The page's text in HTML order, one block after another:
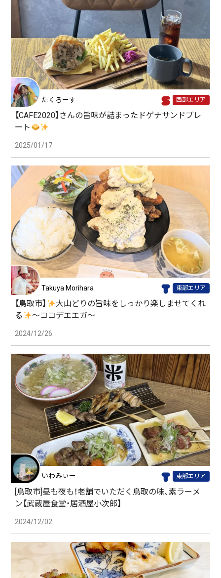
たくろーす 西部エリア
【CAFE2020】さんの旨味が詰まったドゲナサンドプレ
ート
2025/01/17
Takuya Morihara 東部エリア
【鳥取市】
大山どりの旨味をしっかり楽しませてくれ
る
〜ココデエエガ〜
2024/12/26
いわみぃー 東部エリア
[鳥取市]昼も夜も！老舗でいただく鳥取の味、素ラーメ
ン【武蔵屋食堂・居酒屋小次郎】
2024/12/02